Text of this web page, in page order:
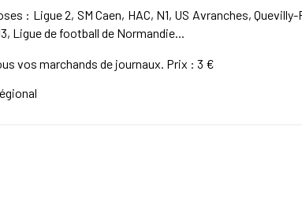
: Ligue 2, SM Caen, HAC, N1, US Avranches,
Ligue de football de Normandie...
vos marchands de journaux. Prix : 3 €